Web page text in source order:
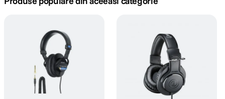
4.
lavaliera
card memorie